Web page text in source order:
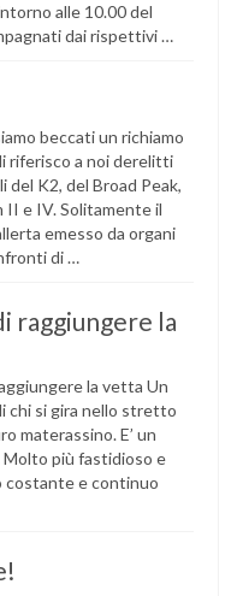
alle 10.00 del
dai rispettivi …
beccati un richiamo
riferisco a noi derelitti
del K2, del Broad Peak,
II e IV. Solitamente il
emesso da organi
di …
raggiungere la
la vetta Un
chi si gira nello stretto
materassino. E’ un
Molto più fastidioso e
costante e continuo